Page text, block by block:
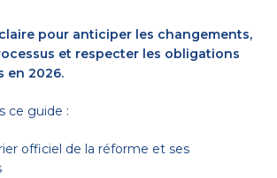
pour anticiper les changements,
et respecter les obligations
en 2026.
ce guide :
officiel de la réforme et ses